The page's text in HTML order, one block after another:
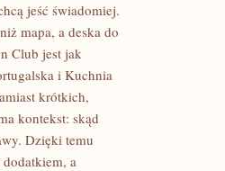
jeść świadomiej.
mapa, a deska do
Club jest jak
i Kuchnia
krótkich,
kontekst: skąd
Dzięki temu
a